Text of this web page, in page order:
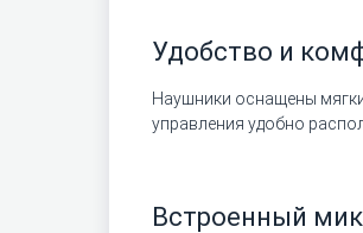
Удобство и
Наушники оснащены
управления удобно
Встроенный